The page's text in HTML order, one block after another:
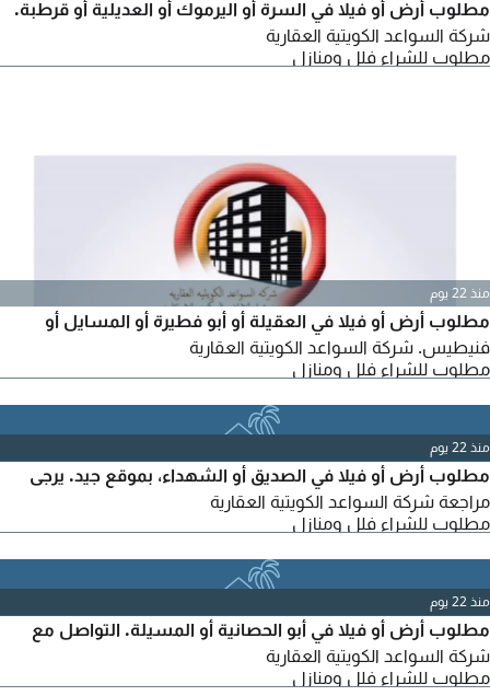
مطلوب أرض أو فيلا في السرة أو اليرموك أو العديلية أو قرطبة.
شركة السواعد الكويتية العقارية
مطلوب للشراء فلل ومنازل
منذ 22 يوم
مطلوب أرض أو فيلا في العقيلة أو أبو فطيرة أو المسايل أو
فنيطيس. شركة السواعد الكويتية العقارية
مطلوب للشراء فلل ومنازل
منذ 22 يوم
مطلوب أرض أو فيلا في الصديق أو الشهداء، بموقع جيد. يرجى
مراجعة شركة السواعد الكويتية العقارية
مطلوب للشراء فلل ومنازل
منذ 22 يوم
مطلوب أرض أو فيلا في أبو الحصانية أو المسيلة. التواصل مع
شركة السواعد الكويتية العقارية
مطلوب للشراء فلل ومنازل